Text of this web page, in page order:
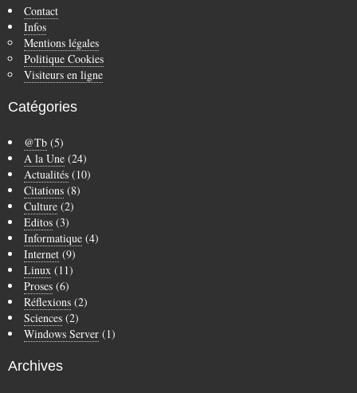
Contact
Infos
Mentions légales
Politique Cookies
Visiteurs en ligne
Catégories
@Tb (5)
A la Une (24)
Actualités (10)
Citations (8)
Culture (2)
Editos (3)
Informatique (4)
Internet (9)
Linux (11)
Proses (6)
Réflexions (2)
Sciences (2)
Windows Server (1)
Archives